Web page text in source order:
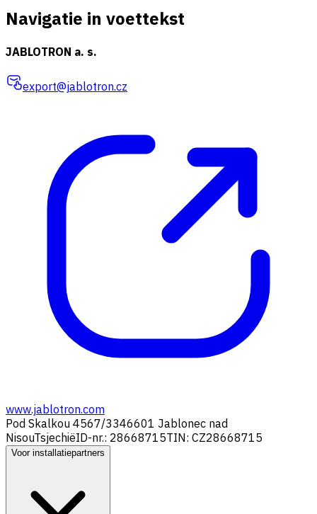
Navigatie in voettekst
JABLOTRON a. s.
export@jablotron.cz
www.jablotron.com
Pod Skalkou 4567/3346601 Jablonec nad
NisouTsjechiëID-nr.: 28668715TIN: CZ28668715
Voor installatiepartners